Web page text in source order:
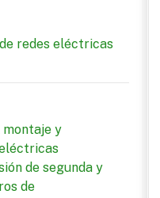
redes eléctricas
montaje y
de segunda y
de